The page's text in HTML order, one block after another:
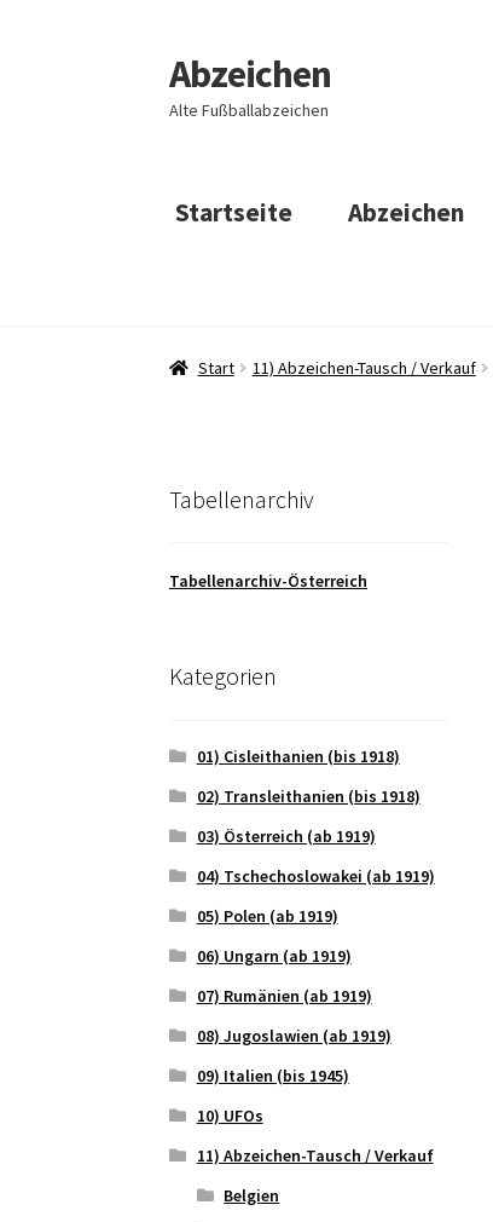
Zur
Navigation
springen
Zum
Inhalt
springen
Abzeichen
Alte Fußballabzeichen
Startseite Abzeichen
Start 11) Abzeichen-Tausch / Verkauf
Tabellenarchiv
Tabellenarchiv-Österreich
Kategorien
01) Cisleithanien (bis 1918)
02) Transleithanien (bis 1918)
03) Österreich (ab 1919)
04) Tschechoslowakei (ab 1919)
05) Polen (ab 1919)
06) Ungarn (ab 1919)
07) Rumänien (ab 1919)
08) Jugoslawien (ab 1919)
09) Italien (bis 1945)
10) UFOs
11) Abzeichen-Tausch / Verkauf
Belgien